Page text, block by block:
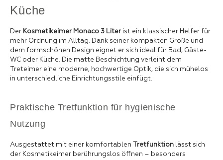
Küche
Der Kosmetikeimer Monaco 3 Liter ist ein klassischer Helfer für
mehr Ordnung im Alltag. Dank seiner kompakten Größe und
dem formschönen Design eignet er sich ideal für Bad, Gäste-
WC oder Küche. Die matte Beschichtung verleiht dem
Treteimer eine moderne, hochwertige Optik, die sich mühelos
in unterschiedliche Einrichtungsstile einfügt.
Praktische Tretfunktion für hygienische
Nutzung
Ausgestattet mit einer komfortablen Tretfunktion lässt sich
der Kosmetikeimer berührungslos öffnen – besonders